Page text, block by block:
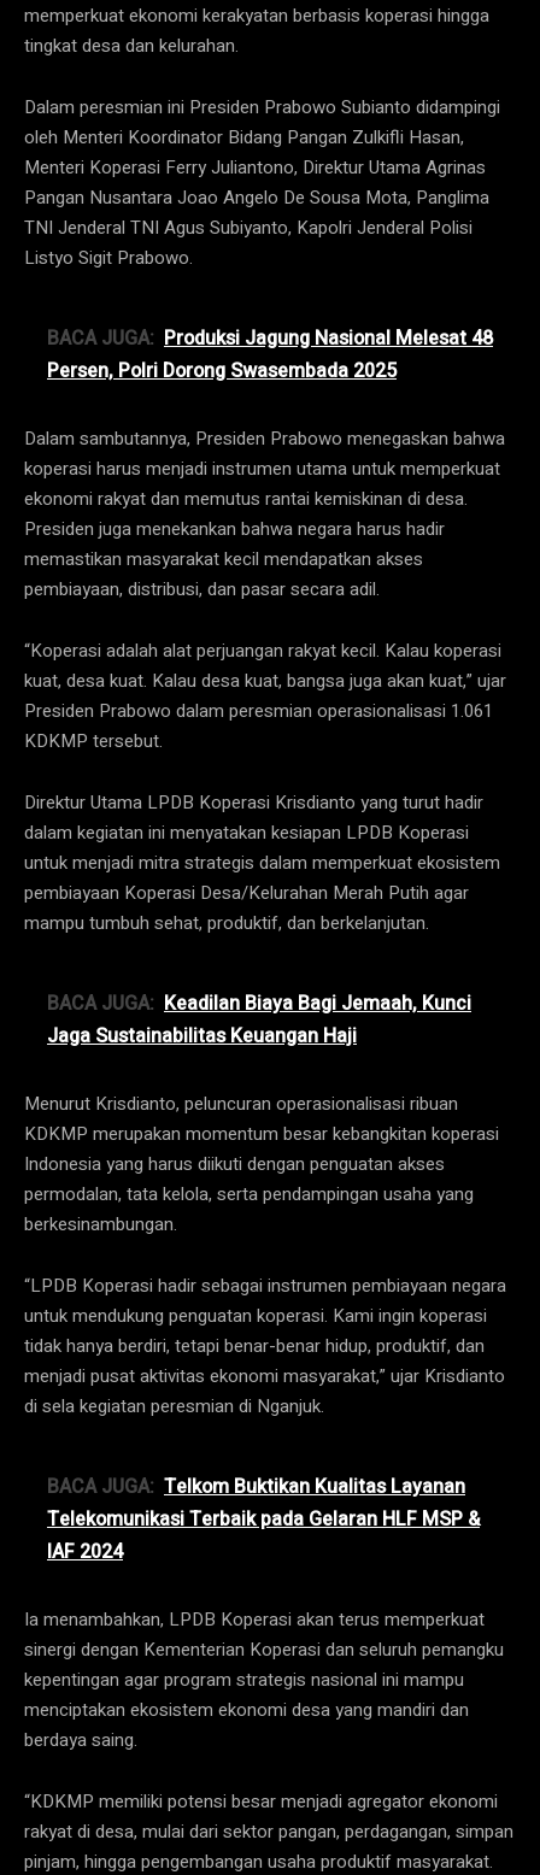
memperkuat ekonomi kerakyatan berbasis koperasi hingga
tingkat desa dan kelurahan.
Dalam peresmian ini Presiden Prabowo Subianto didampingi
oleh Menteri Koordinator Bidang Pangan Zulkifli Hasan,
Menteri Koperasi Ferry Juliantono, Direktur Utama Agrinas
Pangan Nusantara Joao Angelo De Sousa Mota, Panglima
TNI Jenderal TNI Agus Subiyanto, Kapolri Jenderal Polisi
Listyo Sigit Prabowo.
BACA JUGA: Produksi Jagung Nasional Melesat 48
Persen, Polri Dorong Swasembada 2025
Dalam sambutannya, Presiden Prabowo menegaskan bahwa
koperasi harus menjadi instrumen utama untuk memperkuat
ekonomi rakyat dan memutus rantai kemiskinan di desa.
Presiden juga menekankan bahwa negara harus hadir
memastikan masyarakat kecil mendapatkan akses
pembiayaan, distribusi, dan pasar secara adil.
“Koperasi adalah alat perjuangan rakyat kecil. Kalau koperasi
kuat, desa kuat. Kalau desa kuat, bangsa juga akan kuat,” ujar
Presiden Prabowo dalam peresmian operasionalisasi 1.061
KDKMP tersebut.
Direktur Utama LPDB Koperasi Krisdianto yang turut hadir
dalam kegiatan ini menyatakan kesiapan LPDB Koperasi
untuk menjadi mitra strategis dalam memperkuat ekosistem
pembiayaan Koperasi Desa/Kelurahan Merah Putih agar
mampu tumbuh sehat, produktif, dan berkelanjutan.
BACA JUGA: Keadilan Biaya Bagi Jemaah, Kunci
Jaga Sustainabilitas Keuangan Haji
Menurut Krisdianto, peluncuran operasionalisasi ribuan
KDKMP merupakan momentum besar kebangkitan koperasi
Indonesia yang harus diikuti dengan penguatan akses
permodalan, tata kelola, serta pendampingan usaha yang
berkesinambungan.
“LPDB Koperasi hadir sebagai instrumen pembiayaan negara
untuk mendukung penguatan koperasi. Kami ingin koperasi
tidak hanya berdiri, tetapi benar-benar hidup, produktif, dan
menjadi pusat aktivitas ekonomi masyarakat,” ujar Krisdianto
di sela kegiatan peresmian di Nganjuk.
BACA JUGA: Telkom Buktikan Kualitas Layanan
Telekomunikasi Terbaik pada Gelaran HLF MSP &
IAF 2024
Ia menambahkan, LPDB Koperasi akan terus memperkuat
sinergi dengan Kementerian Koperasi dan seluruh pemangku
kepentingan agar program strategis nasional ini mampu
menciptakan ekosistem ekonomi desa yang mandiri dan
berdaya saing.
“KDKMP memiliki potensi besar menjadi agregator ekonomi
rakyat di desa, mulai dari sektor pangan, perdagangan, simpan
pinjam, hingga pengembangan usaha produktif masyarakat.